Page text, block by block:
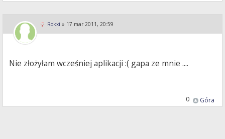
Rokxi » 17 mar 2011, 20:59
Nie złożyłam wcześniej aplikacji :( gapa ze mnie ....
Góra
0